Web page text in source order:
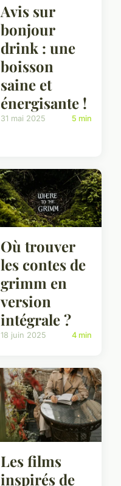
Avis sur
bonjour
drink : une
boisson
saine et
énergisante !
31 mai 2025 5 min
Où trouver
les contes de
grimm en
version
intégrale ?
18 juin 2025 4 min
Les films
inspirés de